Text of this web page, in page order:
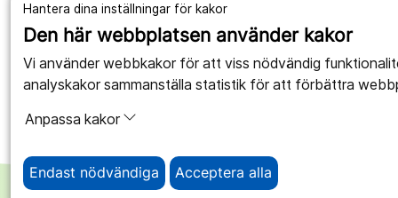
Hantera dina inställningar för kakor
Den här webbplatsen använder kakor
Vi använder webbkakor för att viss nödvändig
analyskakor sammanställa statistik för att förbättra
Anpassa kakor
Endast nödvändiga Acceptera alla
Tillsammans skapar vi ett bättre liv